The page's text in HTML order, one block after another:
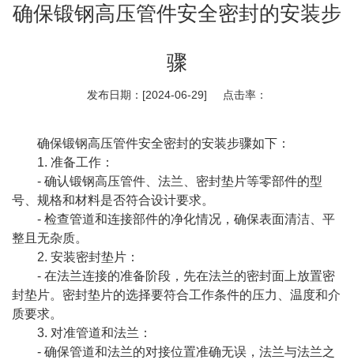
确保锻钢高压管件安全密封的安装步
骤
发布日期：[2024-06-29] 点击率：
确保锻钢高压管件安全密封的安装步骤如下：
1. 准备工作：
- 确认锻钢高压管件 、法兰、密封垫片等零部件的型
号、规格和材料是否符合设计要求。
- 检查管道和连接部件的净化情况，确保表面清洁、平
整且无杂质。
2. 安装密封垫片：
- 在法兰连接的准备阶段，先在法兰的密封面上放置密
封垫片。密封垫片的选择要符合工作条件的压力、温度和介
质要求。
3. 对准管道和法兰：
- 确保管道和法兰的对接位置准确无误，法兰与法兰之